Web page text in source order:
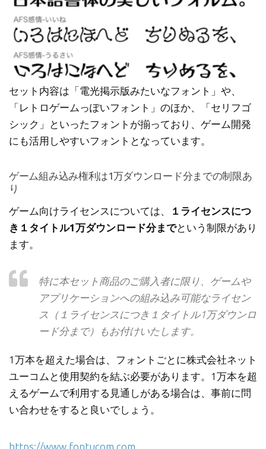
セット内容は「電光掲示版みたいなフォント」や、
「レトロゲームっぽいフォント」のほか、「セリフゴ
シック」といったフォントが揃っており、ゲーム開発
にも活用しやすいフォントとなっています。
ゲーム組み込み権利は1万ダウンロード分までの制限あ
り
ゲーム向けライセンスについては、
１ライセンスにつ
き１タイトル1万ダウンロード分までという制限があり
ます。
特に本セット商品のご購入者に限り、ゲームや
アプリケーションへの組み込み可能なライセン
ス（１ライセンスにつき１タイトル1万ダウンロ
ード分まで）もお付けいたします。
1万本を超えた場合は、フォントごとに株式会社ネット
ユーコムと使用契約を結ぶ必要があります。1万本を超
えるゲームで利用する見通しがある場合は、事前に問
い合わせをすると良いでしょう。
https://www.fontucom.com